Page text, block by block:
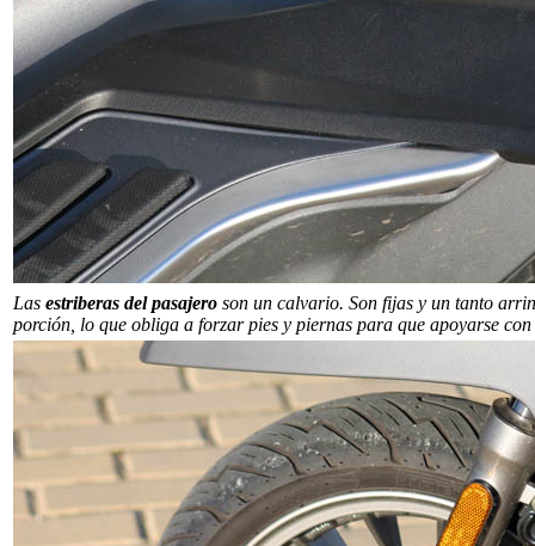
Las estriberas del pasajero son un calvario. Son fijas y un tanto
porción, lo que obliga a forzar pies y piernas para que apoyarse